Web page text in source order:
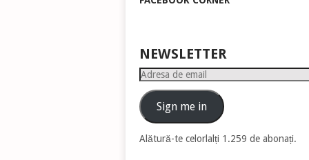
NEWSLETTER
Adresa
emailSign me in
Alătură-te celorlalți 1.259 de abonați.